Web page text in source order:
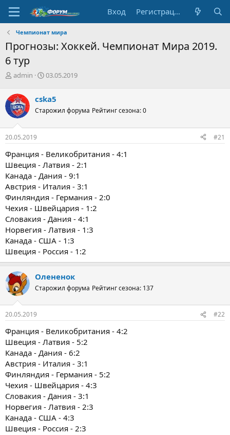
Вход Регистрация
Чемпионат мира
Прогнозы: Хоккей. Чемпионат Мира 2019.
6 тур
А
т
о
р
т
е
м
admin
Д
а
н
ч
а
03.05.2019
cska5
Старожил форума Рейтинг сезона: 0
20.05.2019 #21
Франция - Великобритания - 4:1
Швеция - Латвия - 2:1
Канада - Дания - 9:1
Австрия - Италия - 3:1
Финляндия - Германия - 2:0
Чехия - Швейцария - 1:2
Словакия - Дания - 4:1
Норвегия - Латвия - 1:3
Канада - США - 1:3
Швеция - Россия - 1:2
Олененок
Старожил форума Рейтинг сезона: 137
20.05.2019 #22
Франция - Великобритания - 4:2
Швеция - Латвия - 5:2
Канада - Дания - 6:2
Австрия - Италия - 3:1
Финляндия - Германия - 5:2
Чехия - Швейцария - 4:3
Словакия - Дания - 3:1
Норвегия - Латвия - 2:3
Канада - США - 4:3
Швеция - Россия - 2:3